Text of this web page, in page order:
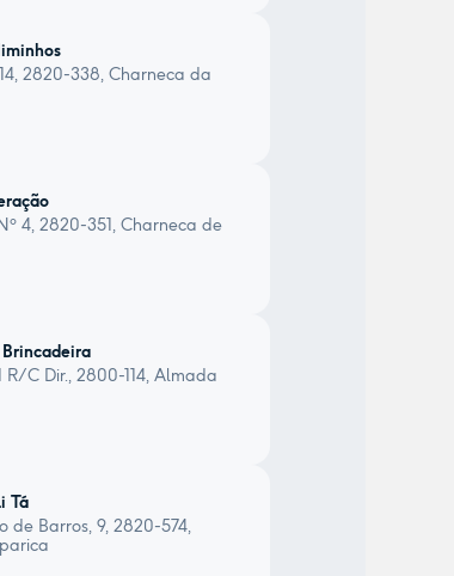
2820-338, Charneca da
4, 2820-351, Charneca de
R/C Dir., 2800-114, Almada
Tá
de Barros, 9, 2820-574,